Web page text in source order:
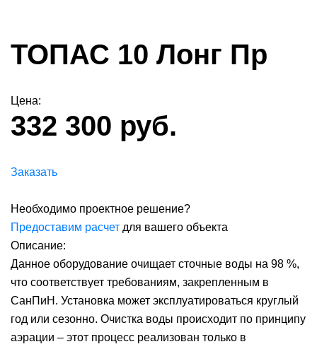
ТОПАС 10 Лонг Пр
Цена:
332 300 руб.
Заказать
Необходимо проектное решение?
Предоставим расчет для вашего объекта
Описание:
Данное оборудование очищает сточные воды на 98 %,
что соответствует требованиям, закрепленным в
СанПиН. Установка может эксплуатироваться круглый
год или сезонно. Очистка воды происходит по принципу
аэрации – этот процесс реализован только в